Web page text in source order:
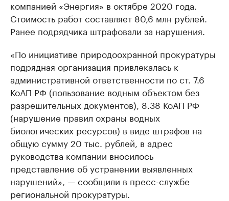
компанией «Энергия» в октябре 2020 года.
Стоимость работ составляет 80,6 млн рублей.
Ранее подрядчика штрафовали за нарушения.
«По инициативе природоохранной прокуратуры
подрядная организация привлекалась к
административной ответственности по ст. 7.6
КоАП РФ (пользование водным объектом без
разрешительных документов), 8.38 КоАП РФ
(нарушение правил охраны водных
биологических ресурсов) в виде штрафов на
общую сумму 20 тыс. рублей, в адрес
руководства компании вносилось
представление об устранении выявленных
нарушений», — сообщили в пресс-службе
региональной прокуратуры.